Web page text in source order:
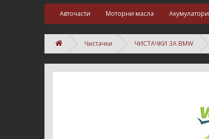
Авточасти Моторни масла Акумулатори
Чистачки ЧИСТАЧКИ ЗА BMW